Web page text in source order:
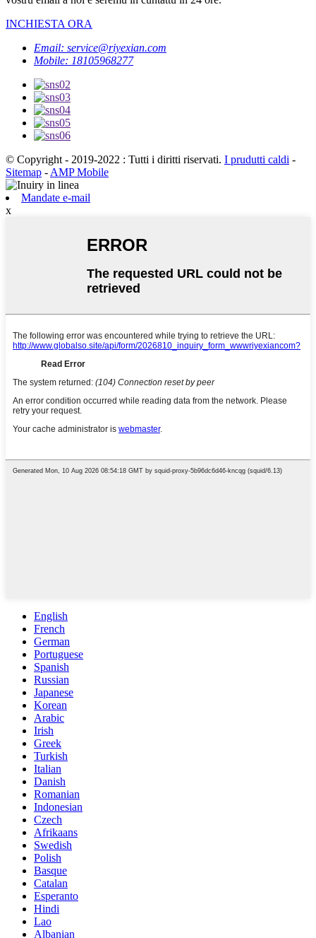
INCHIESTA ORA
Email: service@riyexian.com
Mobile: 18105968277
© Copyright - 2019-2022 : Tutti i diritti riservati. I prudutti caldi -
Sitemap - AMP Mobile
Mandate e-mail
x
English
French
German
Portuguese
Spanish
Russian
Japanese
Korean
Arabic
Irish
Greek
Turkish
Italian
Danish
Romanian
Indonesian
Czech
Afrikaans
Swedish
Polish
Basque
Catalan
Esperanto
Hindi
Lao
Albanian